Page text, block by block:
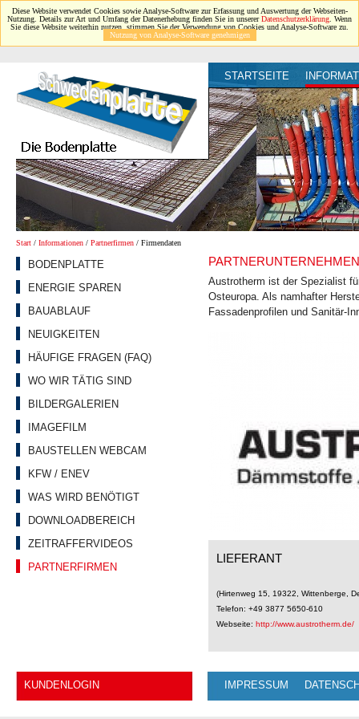
Diese Website verwendet Cookies sowie Analyse-Software zur Erfassung und Auswertung der Webseiten-
Nutzung. Details zur Art und Umfang der Datenerhebung finden Sie in unsererDatenschutzerklärung . Wenn
Sie diese Website weiterhin nutzen, stimmen Sie der Verwendung von Cookies und Analyse-Software zu.
Nutzung von Analyse-Software genehmigen
STARTSEITE
Start / Informationen / Partnerfirmen / Firmendaten
BODENPLATTE
ENERGIE SPAREN
BAUABLAUF
NEUIGKEITEN
HÄUFIGE FRAGEN (FAQ)
WO WIR TÄTIG SIND
BILDERGALERIEN
IMAGEFILM
BAUSTELLEN WEBCAM
KFW / ENEV
WAS WIRD BENÖTIGT
DOWNLOADBEREICH
ZEITRAFFERVIDEOS
PARTNERFIRMEN
Austrotherm ist der Spezialist
Osteuropa. Als namhafter
Fassadenprofilen und Sanitär-
LIEFERANT
(Hirtenweg 15, 19322, Wittenberge,
Telefon: +49 3877 5650-610
Webseite: http://www.austrotherm.de/
KUNDENLOGIN IMPRESSUM